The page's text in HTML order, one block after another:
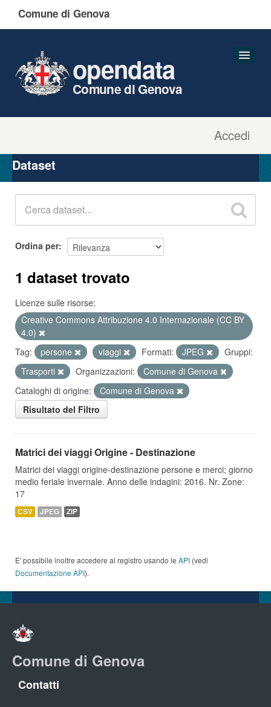
Comune di Genova
Accedi
opendata
Comune di Genova
Organizzazioni
Gruppi
Dataset
Ordina per
1 dataset trovato
Licenze sulle risorse:
Creative Commons Attribuzione 4.0 Internazionale (CC BY
4.0)
Tag:
persone viaggi Formati: JPEG
Gruppi:
Trasporti
Organizzazioni:
Comune di Genova
Cataloghi di origine:
Comune di Genova
Risultato del Filtro
Matrici dei viaggi Origine - Destinazione
Matrici dei viaggi origine-destinazione persone e merci; giorno
medio feriale invernale. Anno delle indagini: 2016. Nr. Zone:
17
CSV JPEG ZIP
E' possibile inoltre accedere al registro usando le API (vedi
Documentazione API).
Comune di Genova
Contatti